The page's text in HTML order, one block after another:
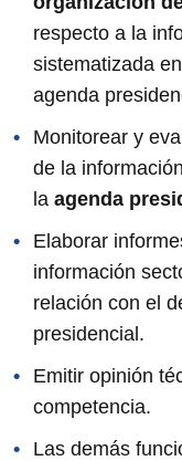
respecto a la
sistematizada
agenda
Monitorear y
de la
la agenda
Elaborar
información
relación con el
presidencial.
Emitir opinión
competencia.
Las demás